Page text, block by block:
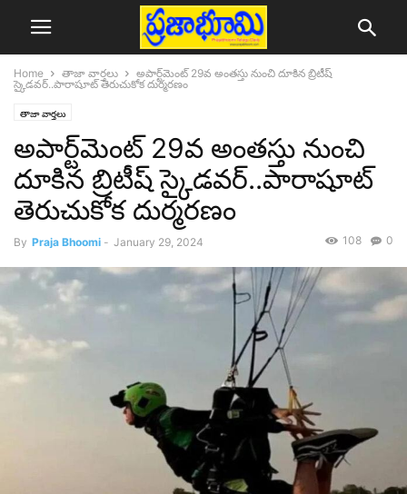
Home తాజా వార్తలు
అపార్ట్‌మెంట్‌‌ 29వ అంతస్తు నుంచి దూకిన బ్రిటీష్
స్కైడవర్..పారాషూట్ తెరుచుకోక దుర్మరణం
తాజా వార్తలు
అపార్ట్‌మెంట్‌‌ 29వ అంతస్తు నుంచి
దూకిన బ్రిటీష్ స్కైడవర్..పారాషూట్
తెరుచుకోక దుర్మరణం
By Praja Bhoomi - January 29, 2024 0
108